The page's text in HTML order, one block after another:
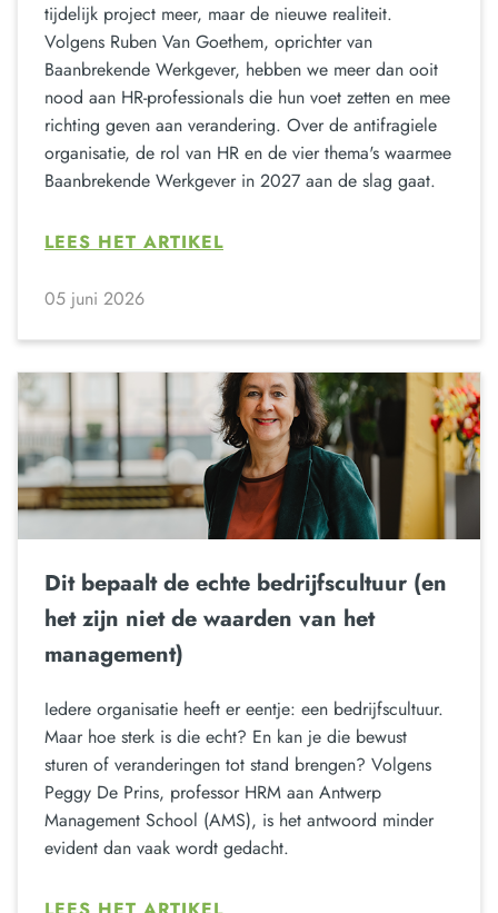
tijdelijk project meer, maar de nieuwe realiteit.
Volgens Ruben Van Goethem, oprichter van
Baanbrekende Werkgever, hebben we meer dan ooit
nood aan HR-professionals die hun voet zetten en mee
richting geven aan verandering. Over de antifragiele
organisatie, de rol van HR en de vier thema's waarmee
Baanbrekende Werkgever in 2027 aan de slag gaat.
LEES HET ARTIKEL
05 juni 2026
Dit bepaalt de echte bedrijfscultuur (en
het zijn niet de waarden van het
management)
Iedere organisatie heeft er eentje: een bedrijfscultuur.
Maar hoe sterk is die echt? En kan je die bewust
sturen of veranderingen tot stand brengen? Volgens
Peggy De Prins, professor HRM aan Antwerp
Management School (AMS), is het antwoord minder
evident dan vaak wordt gedacht.